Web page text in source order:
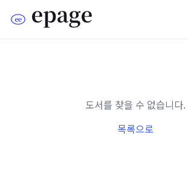
도서를 찾을 수 없습니다.
목록으로